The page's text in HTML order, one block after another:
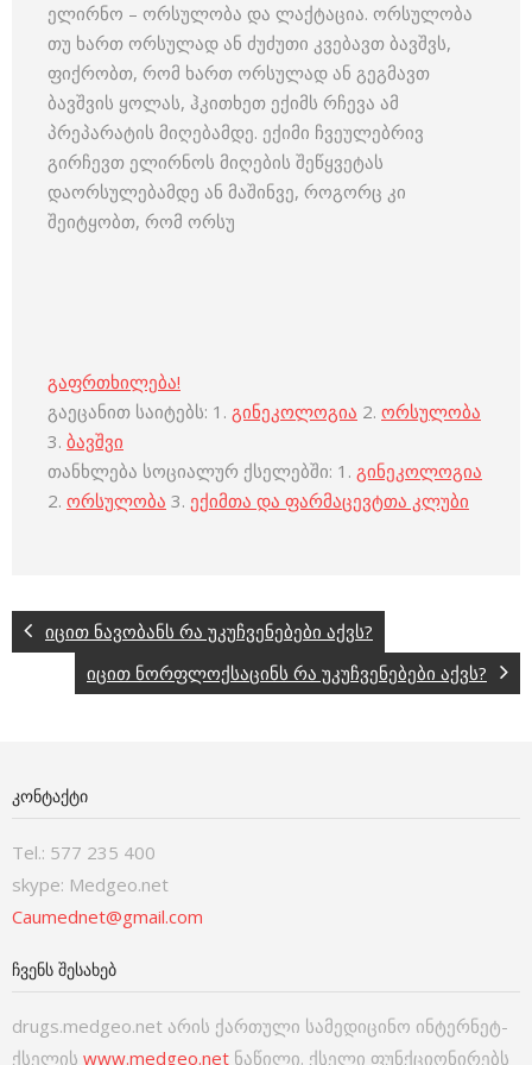
ელირნო – ორსულობა და ლაქტაცია. ორსულობა
თუ ხართ ორსულად ან ძუძუთი კვებავთ ბავშვს,
ფიქრობთ, რომ ხართ ორსულად ან გეგმავთ
ბავშვის ყოლას, ჰკითხეთ ექიმს რჩევა ამ
პრეპარატის მიღებამდე. ექიმი ჩვეულებრივ
გირჩევთ ელირნოს მიღების შეწყვეტას
დაორსულებამდე ან მაშინვე, როგორც კი
შეიტყობთ, რომ ორსუ
გაფრთხილება!
გაეცანით საიტებს: 1. გინეკოლოგია 2. ორსულობა
3. ბავშვი
თანხლება სოციალურ ქსელებში: 1. გინეკოლოგია
2. ორსულობა 3. ექიმთა და ფარმაცევტთა კლუბი
იცით ნავობანს რა უკუჩვენებები აქვს?
იცით ნორფლოქსაცინს რა უკუჩვენებები აქვს?
ᲙᲝᲜᲢᲐᲥᲢᲘ
Tel.: 577 235 400
skype: Medgeo.net
Caumednet@gmail.com
ᲩᲕᲔᲜᲡ ᲨᲔᲡᲐᲮᲔᲑ
drugs.medgeo.net არის ქართული სამედიცინო ინტერნეტ-
ქსელის www.medgeo.net ნაწილი. ქსელი ფუნქციონირებს